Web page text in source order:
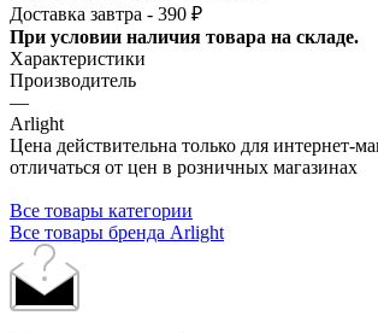
Доставка завтра - 390 ₽
При условии наличия товара на складе.
Характеристики
Производитель
—
Arlight
Цена действительна только для интернет-
отличаться от цен в розничных магазинах
Все товары категории
Все товары бренда Arlight